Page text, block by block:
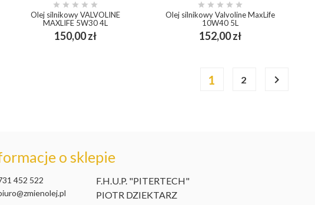
    
Olej silnikowy VALVOLINE
MAXLIFE 5W30 4L
150,00 złCena
add_shopping_cart
    
Olej silnikowy Valvoline MaxLife
10W40 5L
152,00 złCena
add_shopping_cart
1 2 
o sklepie
452 522
F.H.U.P. "PITERTECH"
PIOTR DZIEKTARZ